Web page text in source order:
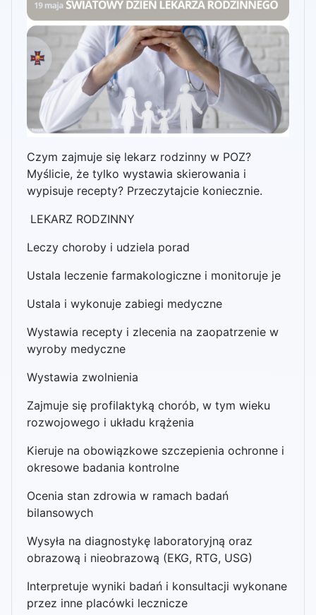
Czym zajmuje się lekarz rodzinny w POZ?
Myślicie, że tylko wystawia skierowania i
wypisuje recepty? Przeczytajcie koniecznie.
LEKARZ RODZINNY
Leczy choroby i udziela porad
Ustala leczenie farmakologiczne i monitoruje je
Ustala i wykonuje zabiegi medyczne
Wystawia recepty i zlecenia na zaopatrzenie w
wyroby medyczne
Wystawia zwolnienia
Zajmuje się profilaktyką chorób, w tym wieku
rozwojowego i układu krążenia
Kieruje na obowiązkowe szczepienia ochronne i
okresowe badania kontrolne
Ocenia stan zdrowia w ramach badań
bilansowych
Wysyła na diagnostykę laboratoryjną oraz
obrazową i nieobrazową (EKG, RTG, USG)
Interpretuje wyniki badań i konsultacji wykonane
przez inne placówki lecznicze